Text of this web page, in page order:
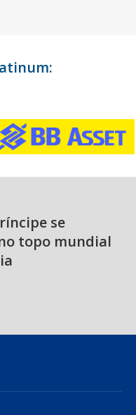
se
topo mundial